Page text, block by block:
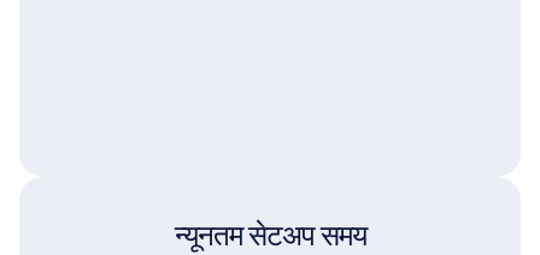
न्यूनतम सेटअप समय